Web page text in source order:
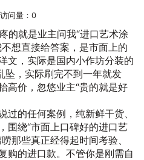
问量： 0
的就是业主问我“进口艺术涂
想直接给答案，是市面上的
文，实际是国内小作坊分装的
坠，实际刷完不到一年就发
高价，忽悠业主“贵的就是好
的任何案例，纯新鲜干货、
围绕“市面上口碑好的进口艺
那些真正经得起时间考验、
购的进口款。不管你是刚需自